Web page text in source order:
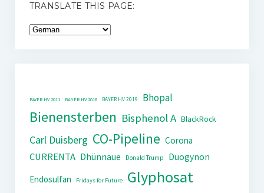
TRANSLATE THIS PAGE:
BAYER HV 2011 BAYER HV 2018 BAYER HV 2019 Bhopal
Bienensterben Bisphenol A BlackRock
Carl Duisberg CO-Pipeline Corona
CURRENTA Dhünnaue Donald Trump
Duogynon
Endosulfan
Fridays for Future Glyphosat